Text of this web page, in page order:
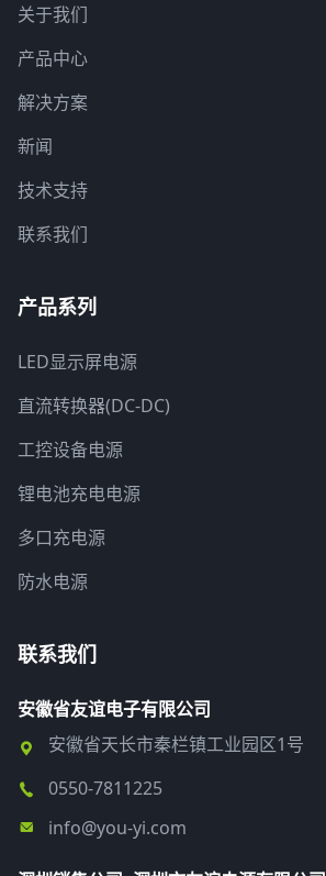
关于我们
产品中心
解决方案
新闻
技术支持
联系我们
产品系列
LED显示屏电源
直流转换器(DC-DC)
工控设备电源
锂电池充电电源
多口充电源
防水电源
联系我们
安徽省友谊电子有限公司
安徽省天长市秦栏镇工业园区1号
0550-7811225
info@you-yi.com